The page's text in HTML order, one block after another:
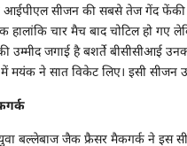
आईपीएल सीजन की सबसे तेज गेंद फेंकी
हालांकि चार मैच बाद चोटिल हो गए
उम्मीद जगाई है बशर्ते बीसीसीआई
मयंक ने सात विकेट लिए। इसी सीजन
बल्लेबाज जैक फ्रैसर मैकगर्क ने इस